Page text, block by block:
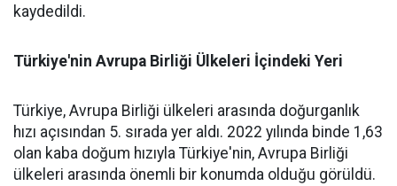
kaydedildi.
Türkiye'nin Avrupa Birliği Ülkeleri İçindeki Yeri
Türkiye, Avrupa Birliği ülkeleri arasında doğurganlık
hızı açısından 5. sırada yer aldı. 2022 yılında binde 1,63
olan kaba doğum hızıyla Türkiye'nin, Avrupa Birliği
ülkeleri arasında önemli bir konumda olduğu görüldü.